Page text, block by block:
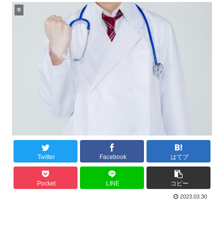
車
Twitter Facebook はてブ
Pocket LINE コピー
2023.03.30